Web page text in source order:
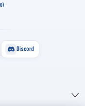
Discord